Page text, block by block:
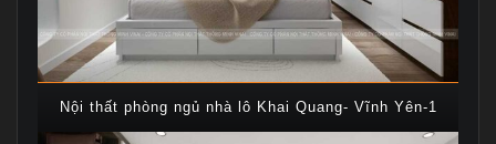
Nội thất phòng ngủ nhà lô Khai Quang- Vĩnh Yên-1